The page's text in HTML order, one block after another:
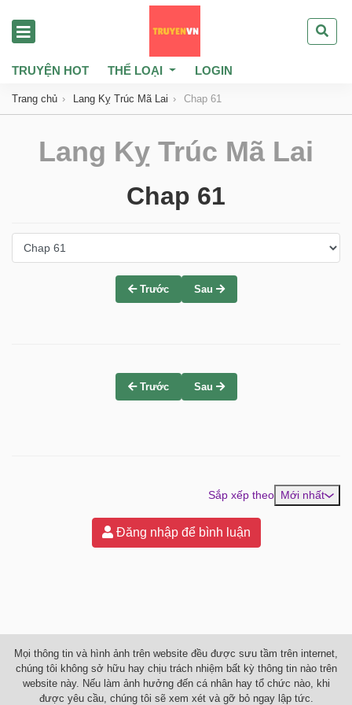
TRUYỆN HOT THỂ LOẠI LOGIN
Trang chủ Lang Kỵ Trúc Mã Lai Chap 61
Lang Kỵ Trúc Mã Lai
Chap 61
Trước Sau
Trước Sau
Sắp xếp theo Mới nhất
Đăng nhập để bình luận
Mọi thông tin và hình ảnh trên website đều được sưu tầm trên internet,
chúng tôi không sở hữu hay chịu trách nhiệm bất kỳ thông tin nào trên
website này. Nếu làm ảnh hưởng đến cá nhân hay tổ chức nào, khi
được yêu cầu, chúng tôi sẽ xem xét và gỡ bỏ ngay lập tức.